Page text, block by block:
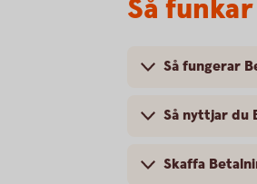
Så
Så fungerar
Så nyttjar du
Skaffa